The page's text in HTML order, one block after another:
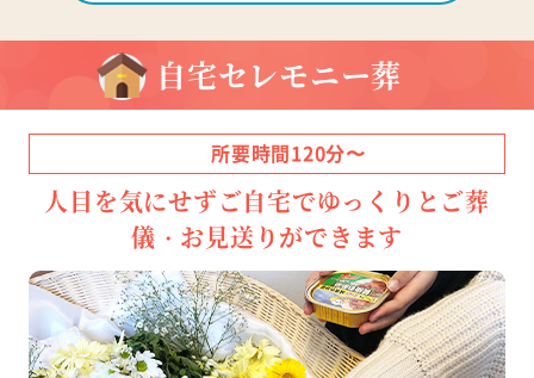
自宅セレモニー葬
所要時間120分〜
人目を気にせずご自宅でゆっくりとご葬
儀・お見送りができます